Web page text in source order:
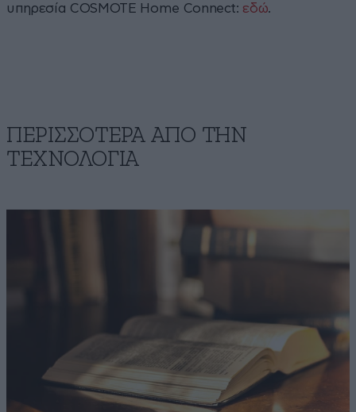
υπηρεσία COSMOTE Home Connect: εδώ.
ΠΕΡΙΣΣΟΤΕΡΑ ΑΠΟ ΤΗΝ
ΤΕΧΝΟΛΟΓΙΑ